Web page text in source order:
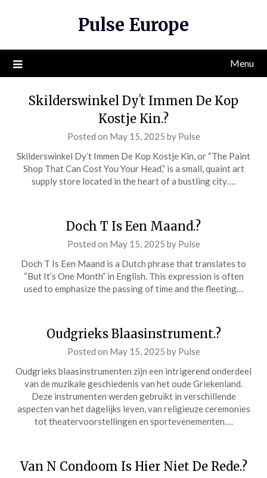
Pulse Europe
Menu
Skilderswinkel Dyʼt Immen De Kop
Kostje Kin.?
Posted on May 15, 2025 by Pulse
Skilderswinkel Dyʼt Immen De Kop Kostje Kin, or “The Paint
Shop That Can Cost You Your Head,” is a small, quaint art
supply store located in the heart of a bustling city….
Doch T Is Een Maand.?
Posted on May 15, 2025 by Pulse
Doch T Is Een Maand is a Dutch phrase that translates to
“But It’s One Month” in English. This expression is often
used to emphasize the passing of time and the fleeting…
Oudgrieks Blaasinstrument.?
Posted on May 15, 2025 by Pulse
Oudgrieks blaasinstrumenten zijn een intrigerend onderdeel
van de muzikale geschiedenis van het oude Griekenland.
Deze instrumenten werden gebruikt in verschillende
aspecten van het dagelijks leven, van religieuze ceremonies
tot theatervoorstellingen en sportevenementen….
Van N Condoom Is Hier Niet De Rede.?